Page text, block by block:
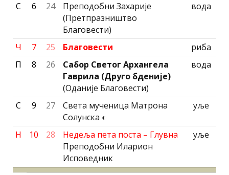
С 6 24
Преподобни Захарије
(Претпразништво
Благовести)
вода
Ч 7 25 Благовести
риба
П
8 26
Сабор Светог Архангела
Гаврила (Друго бденије)
(Оданије Благовести)
вода
С 9 27
Света мученица Матрона
Солунска ◐
уље
Н 10 28
Недеља пета поста – Глувна
Преподобни Иларион
Исповедник
уље